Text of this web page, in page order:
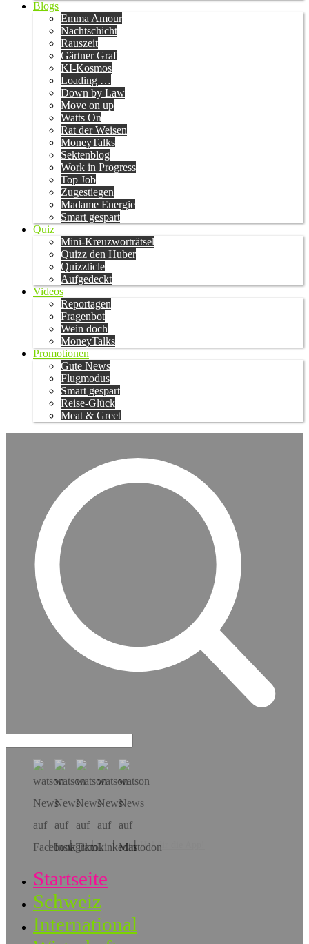
Blogs
Emma Amour
Nachtschicht
Rauszeit
Gärtner Graf
KI-Kosmos
Loading …
Down by Law
Move on up
Watts On
Rat der Weisen
MoneyTalks
Sektenblog
Work in Progress
Top Job
Zugestiegen
Madame Energie
Smart gespart
Quiz
Mini-Kreuzworträtsel
Quizz den Huber
Quizzticle
Aufgedeckt
Videos
Reportagen
Fragenbot
Wein doch
MoneyTalks
Promotionen
Gute News
Flugmodus
Smart gespart
Reise-Glück
Meat & Greet
Hol dir die App!
Startseite
Schweiz
International